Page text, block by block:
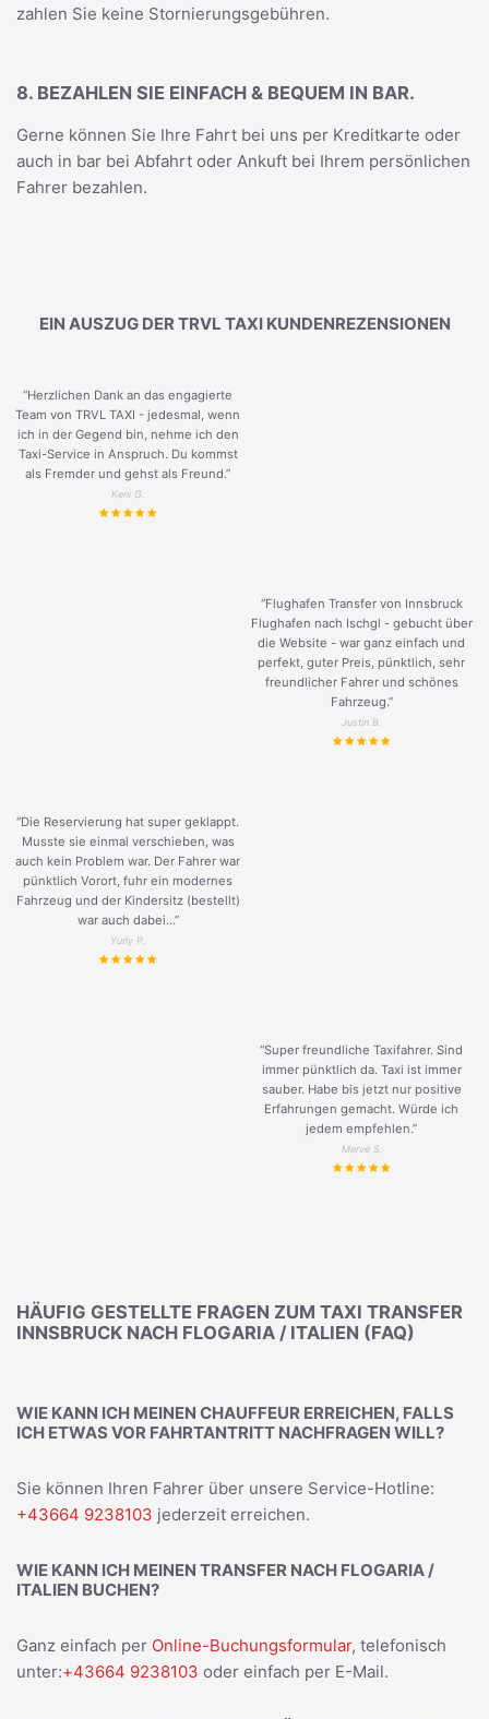
zahlen Sie keine Stornierungsgebühren.
8. BEZAHLEN SIE EINFACH & BEQUEM IN BAR.
Gerne können Sie Ihre Fahrt bei uns per Kreditkarte oder
auch in bar bei Abfahrt oder Ankuft bei Ihrem persönlichen
Fahrer bezahlen.
EIN AUSZUG DER TRVL TAXI KUNDENREZENSIONEN
“Herzlichen Dank an das engagierte
Team von TRVL TAXI - jedesmal, wenn
ich in der Gegend bin, nehme ich den
Taxi-Service in Anspruch. Du kommst
als Fremder und gehst als Freund.”
Keni G.
“Flughafen Transfer von Innsbruck
Flughafen nach Ischgl - gebucht über
die Website - war ganz einfach und
perfekt, guter Preis, pünktlich, sehr
freundlicher Fahrer und schönes
Fahrzeug.”
Justin B.
“Die Reservierung hat super geklappt.
Musste sie einmal verschieben, was
auch kein Problem war. Der Fahrer war
pünktlich Vorort, fuhr ein modernes
Fahrzeug und der Kindersitz (bestellt)
war auch dabei...”
Yuriy P.
“Super freundliche Taxifahrer. Sind
immer pünktlich da. Taxi ist immer
sauber. Habe bis jetzt nur positive
Erfahrungen gemacht. Würde ich
jedem empfehlen.”
Merve S.
HÄUFIG GESTELLTE FRAGEN ZUM TAXI TRANSFER
INNSBRUCK NACH FLOGARIA / ITALIEN (FAQ)
WIE KANN ICH MEINEN CHAUFFEUR ERREICHEN, FALLS
ICH ETWAS VOR FAHRTANTRITT NACHFRAGEN WILL?
Sie können Ihren Fahrer über unsere Service-Hotline:
+43664 9238103 jederzeit erreichen.
WIE KANN ICH MEINEN TRANSFER NACH FLOGARIA /
ITALIEN BUCHEN?
Ganz einfach per Online-Buchungsformular, telefonisch
unter:+43664 9238103 oder einfach per E-Mail.